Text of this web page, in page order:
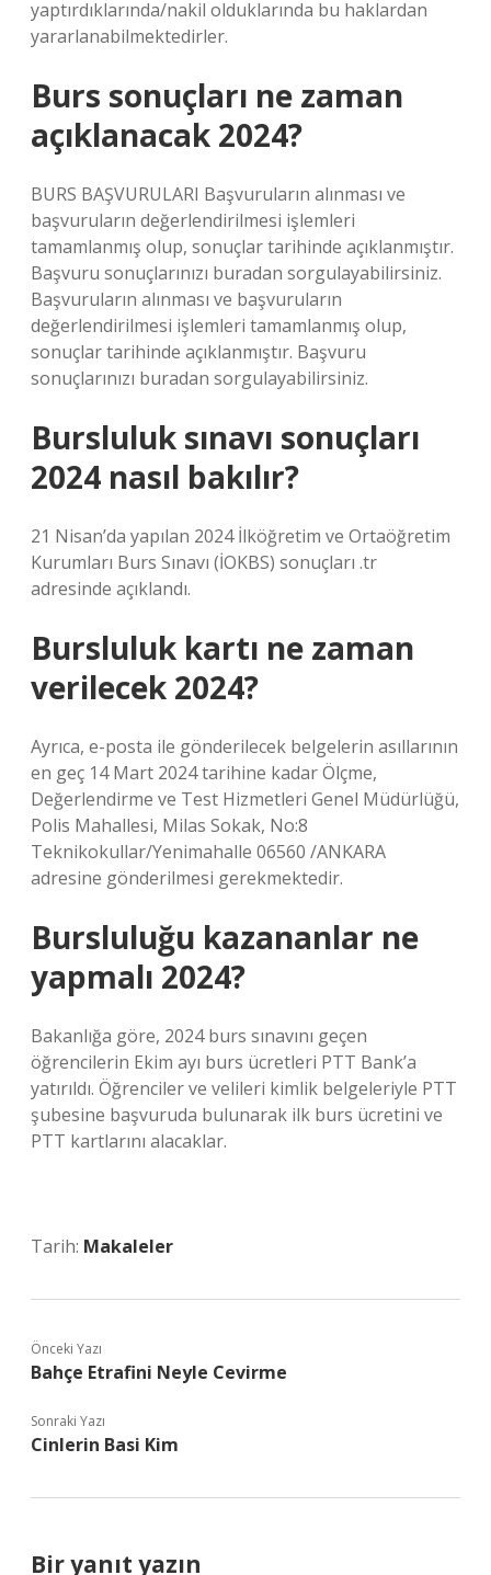
yaptırdıklarında/nakil olduklarında bu haklardan
yararlanabilmektedirler.
Burs sonuçları ne zaman
açıklanacak 2024?
BURS BAŞVURULARI Başvuruların alınması ve
başvuruların değerlendirilmesi işlemleri
tamamlanmış olup, sonuçlar tarihinde açıklanmıştır.
Başvuru sonuçlarınızı buradan sorgulayabilirsiniz.
Başvuruların alınması ve başvuruların
değerlendirilmesi işlemleri tamamlanmış olup,
sonuçlar tarihinde açıklanmıştır. Başvuru
sonuçlarınızı buradan sorgulayabilirsiniz.
Bursluluk sınavı sonuçları
2024 nasıl bakılır?
21 Nisan’da yapılan 2024 İlköğretim ve Ortaöğretim
Kurumları Burs Sınavı (İOKBS) sonuçları .tr
adresinde açıklandı.
Bursluluk kartı ne zaman
verilecek 2024?
Ayrıca, e-posta ile gönderilecek belgelerin asıllarının
en geç 14 Mart 2024 tarihine kadar Ölçme,
Değerlendirme ve Test Hizmetleri Genel Müdürlüğü,
Polis Mahallesi, Milas Sokak, No:8
Teknikokullar/Yenimahalle 06560 /ANKARA
adresine gönderilmesi gerekmektedir.
Bursluluğu kazananlar ne
yapmalı 2024?
Bakanlığa göre, 2024 burs sınavını geçen
öğrencilerin Ekim ayı burs ücretleri PTT Bank’a
yatırıldı. Öğrenciler ve velileri kimlik belgeleriyle PTT
şubesine başvuruda bulunarak ilk burs ücretini ve
PTT kartlarını alacaklar.
Tarih: Makaleler
Önceki Yazı
Bahçe Etrafini Neyle Cevirme
Sonraki Yazı
Cinlerin Basi Kim
Bir yanıt yazın